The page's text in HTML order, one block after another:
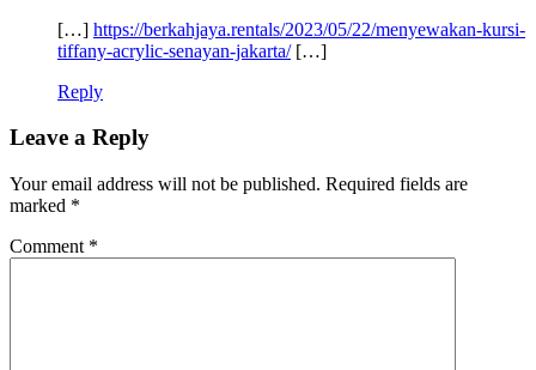
[…] https://berkahjaya.rentals/2023/05/22/menyewakan-kursi-
tiffany-acrylic-senayan-jakarta/[…]
Reply
Leave a Reply
Your email address will not be published. Required fields are
marked *
Comment *